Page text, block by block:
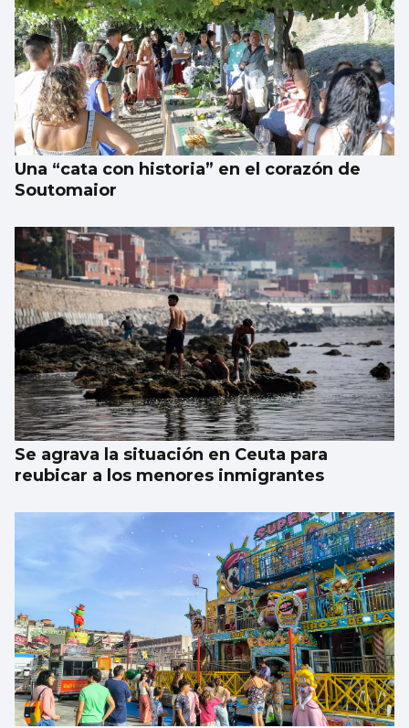
Freire y Náutico piden al Puerto renovar
sus concesiones
Una “cata con historia” en el corazón de
Soutomaior
Se agrava la situación en Ceuta para
reubicar a los menores inmigrantes